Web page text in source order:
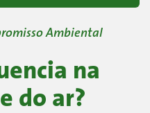
Ambiental
na
do ar?